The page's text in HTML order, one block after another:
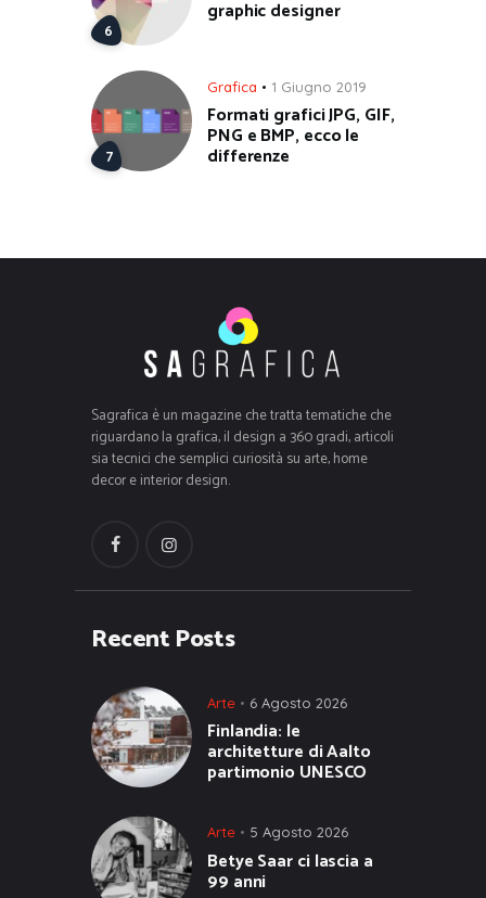
graphic designer
Grafica 1 Giugno 2019
Formati grafici JPG, GIF,
PNG e BMP, ecco le
differenze
Sagrafica è un magazine che tratta tematiche che
riguardano la grafica, il design a 360 gradi, articoli
sia tecnici che semplici curiosità su arte, home
decor e interior design.
Recent Posts
Arte 6 Agosto 2026
Finlandia: le
architetture di Aalto
partimonio UNESCO
Arte 5 Agosto 2026
Betye Saar ci lascia a
99 anni